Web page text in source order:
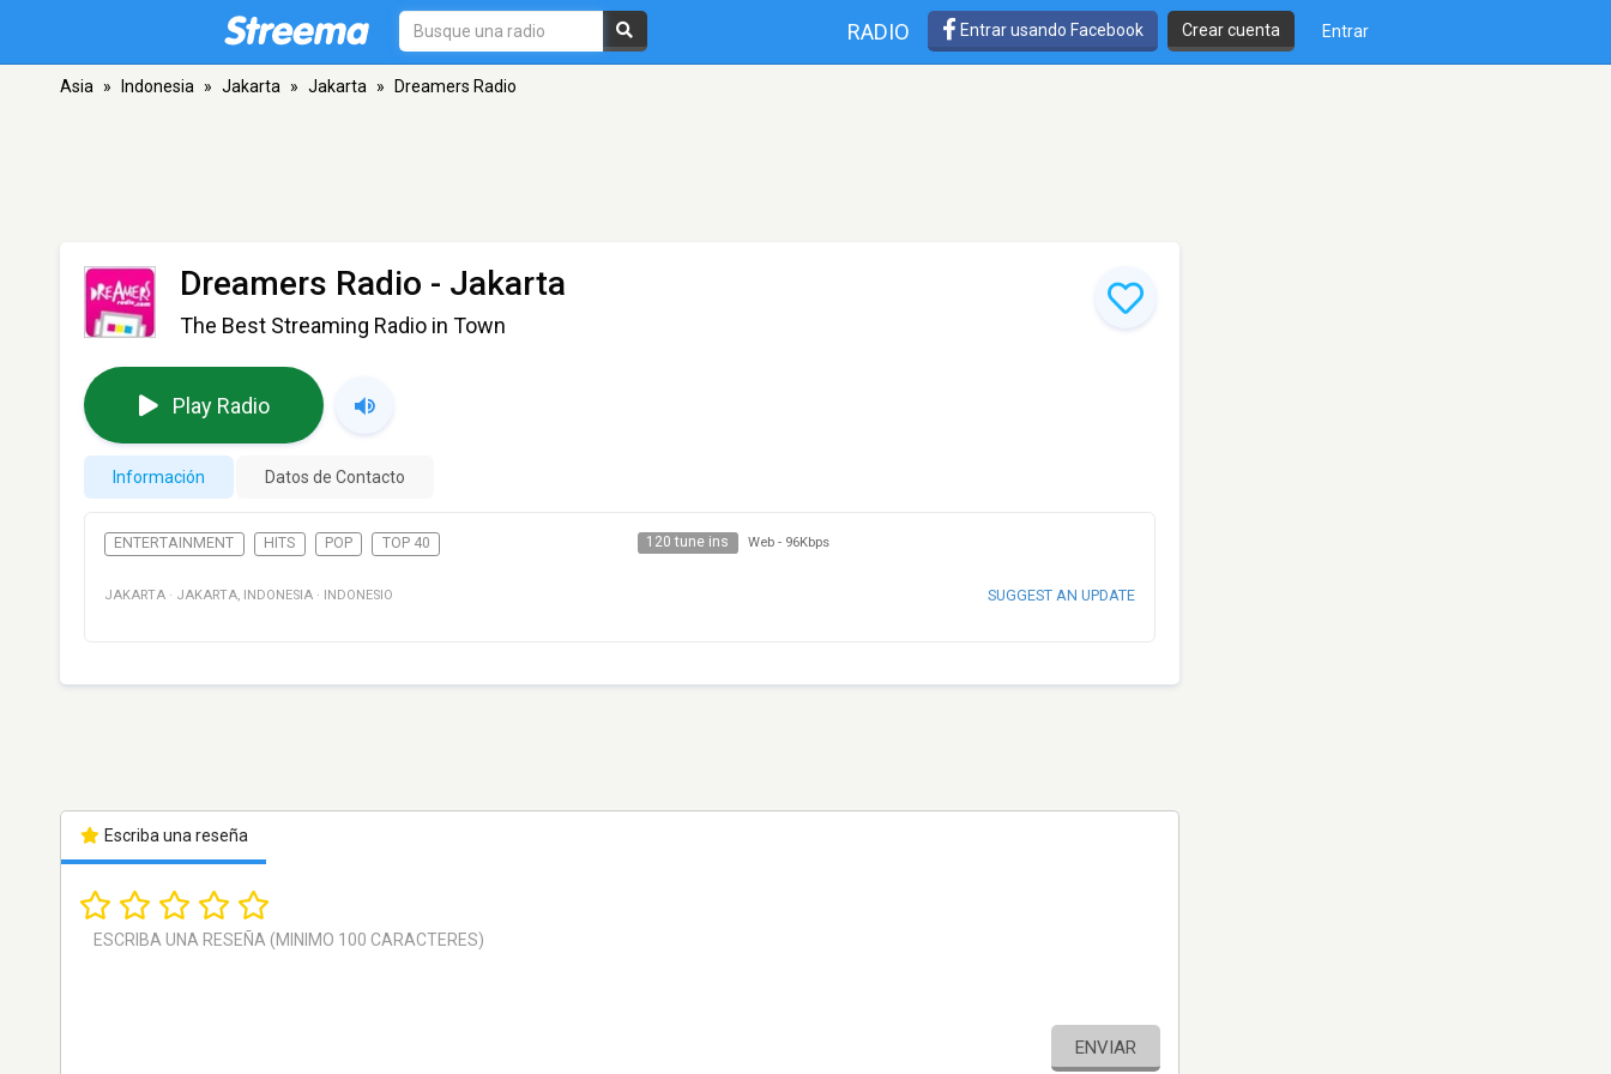
RADIO Entrar usando Facebook Crear cuenta Entrar
Asia » Indonesia » Jakarta » Jakarta » Dreamers Radio
Dreamers Radio - Jakarta
The Best Streaming Radio in Town
Play Radio
Información Datos de Contacto
ENTERTAINMENT HITS POP TOP 40 120 tune ins Web - 96Kbps
JAKARTA · JAKARTA, INDONESIA · INDONESIO SUGGEST AN UPDATE
Escriba una reseña
ENVIAR